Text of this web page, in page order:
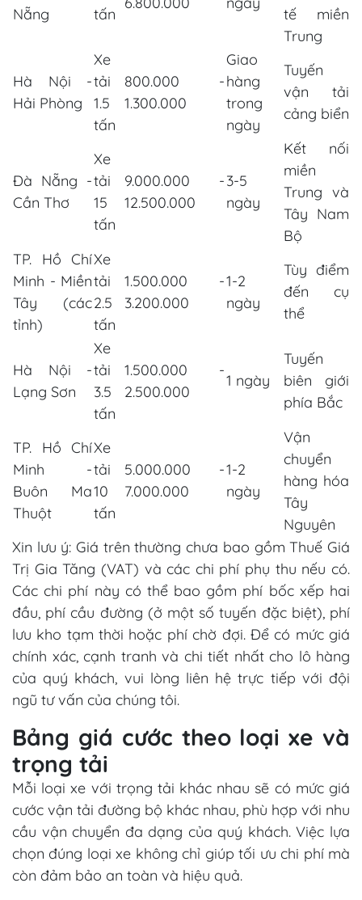
Nẵng
tấn
tế miền
Trung
Hà Nội -
Hải Phòng
Xe
tải
1.5
tấn
800.000 -
1.300.000
Giao
hàng
trong
ngày
Tuyến
vận tải
cảng biển
Đà Nẵng -
Cần Thơ
Xe
tải
15
tấn
9.000.000 -
12.500.000
3-5
ngày
Kết nối
miền
Trung và
Tây Nam
Bộ
TP. Hồ Chí
Minh - Miền
Tây (các
tỉnh)
Xe
tải
2.5
tấn
1.500.000 -
3.200.000
1-2
ngày
Tùy điểm
đến cụ
thể
Hà Nội -
Lạng Sơn
Xe
tải
3.5
tấn
1.500.000 -
2.500.000
1 ngày
Tuyến
biên giới
phía Bắc
TP. Hồ Chí
Minh -
Buôn Ma
Thuột
Xe
tải
10
tấn
5.000.000 -
7.000.000
1-2
ngày
Vận
chuyển
hàng hóa
Tây
Nguyên
Xin lưu ý: Giá trên thường chưa bao gồm Thuế Giá
Trị Gia Tăng (VAT) và các chi phí phụ thu nếu có.
Các chi phí này có thể bao gồm phí bốc xếp hai
đầu, phí cầu đường (ở một số tuyến đặc biệt), phí
lưu kho tạm thời hoặc phí chờ đợi. Để có mức giá
chính xác, cạnh tranh và chi tiết nhất cho lô hàng
của quý khách, vui lòng liên hệ trực tiếp với đội
ngũ tư vấn của chúng tôi.
Bảng giá cước theo loại xe và
trọng tải
Mỗi loại xe với trọng tải khác nhau sẽ có mức giá
cước vận tải đường bộ khác nhau, phù hợp với nhu
cầu vận chuyển đa dạng của quý khách. Việc lựa
chọn đúng loại xe không chỉ giúp tối ưu chi phí mà
còn đảm bảo an toàn và hiệu quả.